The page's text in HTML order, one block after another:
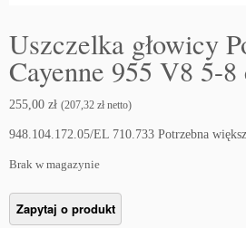
Uszczelka głowicy
Cayenne 955 V8 5-
255,00 zł (207,32 zł netto)
948.104.172.05/EL 710.733 Potrzebna
Brak w magazynie